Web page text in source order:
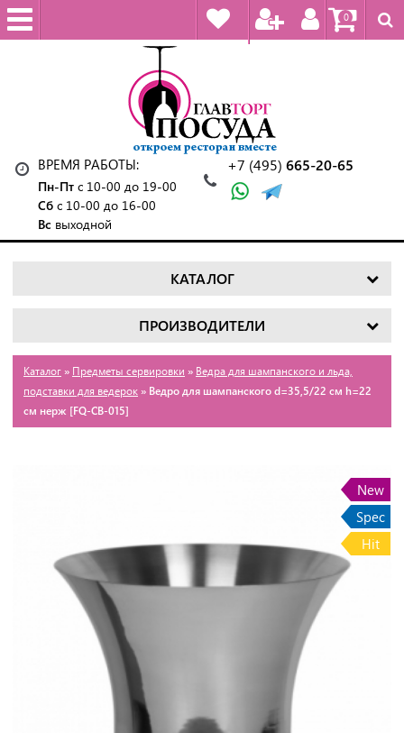
0
ВРЕМЯ РАБОТЫ:
Пн-Пт с 10-00 до 19-00
Сб с 10-00 до 16-00
Вс выходной
+7 (495) 665-20-65
КАТАЛОГ
ПРОИЗВОДИТЕЛИ
Каталог » Предметы сервировки » Ведра для шампанского и льда,
подставки для ведерок » Ведро для шампанского d=35,5/22 см h=22
см нерж [FQ-CB-015]
New
Spec
Hit